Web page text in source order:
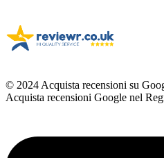
© 2024 Acquista recensioni su
Acquista recensioni Google nel